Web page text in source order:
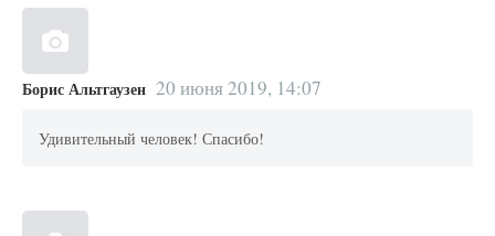
Борис Альтгаузен 20 июня 2019, 14:07
Удивительный человек! Спасибо!